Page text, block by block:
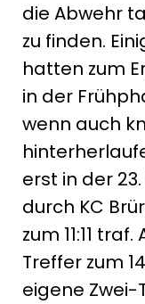
die Abwehr
zu finden.
hatten zum
in der
wenn auch
erst in der
durch KC
zum 11:11
Treffer zum
eigene Zwei-